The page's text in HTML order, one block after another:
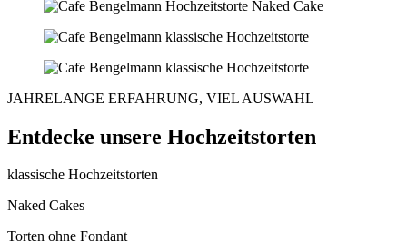
JAHRELANGE ERFAHRUNG, VIEL AUSWAHL
Entdecke unsere Hochzeitstorten
klassische Hochzeitstorten
Naked Cakes
Torten ohne Fondant